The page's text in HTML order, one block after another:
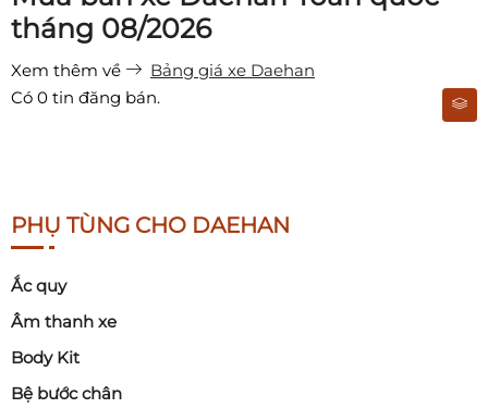
tháng 08/2026
Xem thêm về
Bảng giá xe Daehan
Có 0 tin đăng bán.
PHỤ TÙNG CHO DAEHAN
Ắc quy
Âm thanh xe
Body Kit
Bệ bước chân